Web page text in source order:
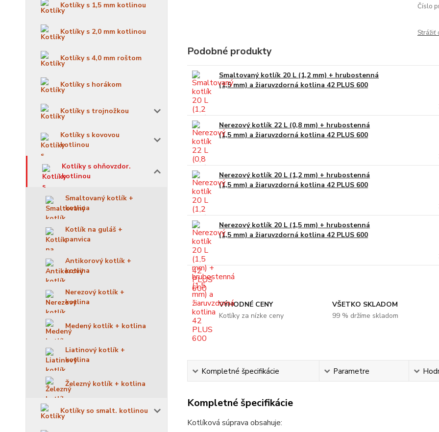
Kotlíky s 1,5 mm kotlinou
Kotlíky s 2,0 mm kotlinou
Kotlíky s 4,0 mm roštom
Kotlíky s horákom
Kotlíky s trojnožkou
Kotlíky s kovovou
kotlinou
Kotlíky s ohňovzdor.
kotlinou
Smaltovaný kotlík +
kotlina
Kotlík na guláš +
panvica
Antikorový kotlík +
kotlina
Nerezový kotlík +
kotlina
Medený kotlík + kotlina
Liatinový kotlík +
kotlina
Železný kotlík + kotlina
Kotlíky so smalt. kotlinou
Číslo
Strážiť
Podobné produkty
Smaltovaný kotlík 20 L (1,2 mm) + hrubostenná
(1,5 mm) a žiaruvzdorná kotlina 42 PLUS 600
Nerezový kotlík 22 L (0,8 mm) + hrubostenná
(1,5 mm) a žiaruvzdorná kotlina 42 PLUS 600
Nerezový kotlík 20 L (1,2 mm) + hrubostenná
(1,5 mm) a žiaruvzdorná kotlina 42 PLUS 600
Nerezový kotlík 20 L (1,5 mm) + hrubostenná
(1,5 mm) a žiaruvzdorná kotlina 42 PLUS 600
VÝHODNÉ CENY
Kotlíky za nízke ceny
VŠETKO SKLADOM
99 % držíme skladom
Kompletné špecifikácie Parametre
Kompletné špecifikácie
Kotlíková súprava obsahuje: